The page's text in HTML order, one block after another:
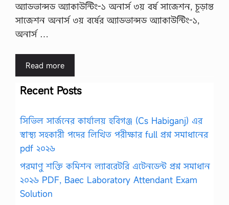
অ্যাডভান্সড অ্যাকাউন্টিং-১ অনার্স ৩য় বর্ষ সাজেশন, চূড়ান্ত
সাজেশন অনার্স ৩য় বর্ষের অ্যাডভান্সড অ্যাকাউন্টিং-১,
অনার্স …
Read more
Recent Posts
সিভিল সার্জনের কার্যালয় হবিগঞ্জ (Cs Habiganj) এর
স্বাস্থ্য সহকারী পদের লিখিত পরীক্ষার full প্রশ্ন সমাধানের
pdf ২০২৬
পরমাণু শক্তি কমিশন ল্যাবরেটরি এটেনডেন্ট প্রশ্ন সমাধান
২০২৬ PDF, Baec Laboratory Attendant Exam
Solution